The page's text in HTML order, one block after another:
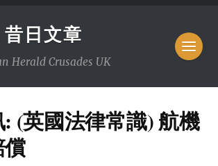
日文章
Herald Crusades UK
(英國法律常識) 航機